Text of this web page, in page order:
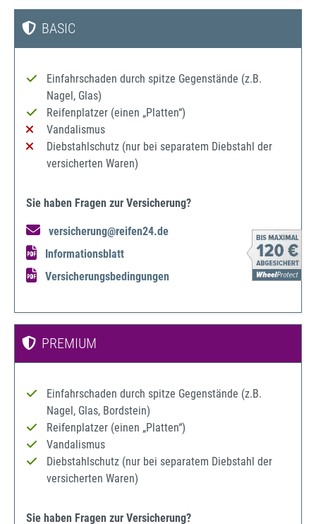
BASIC
Einfahrschaden durch spitze Gegenstände (z.B.
Nagel, Glas)
Reifenplatzer (einen „Platten“)
Vandalismus
Diebstahlschutz (nur bei separatem Diebstahl der
versicherten Waren)
Sie haben Fragen zur Versicherung?
versicherung@reifen24.de
Informationsblatt
Versicherungsbedingungen
PREMIUM
Einfahrschaden durch spitze Gegenstände (z.B.
Nagel, Glas, Bordstein)
Reifenplatzer (einen „Platten“)
Vandalismus
Diebstahlschutz (nur bei separatem Diebstahl der
versicherten Waren)
Sie haben Fragen zur Versicherung?